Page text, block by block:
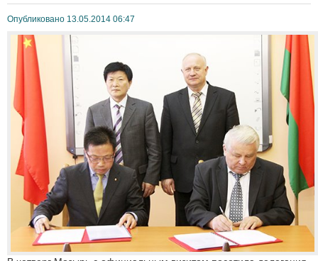
Опубликовано 13.05.2014 06:47